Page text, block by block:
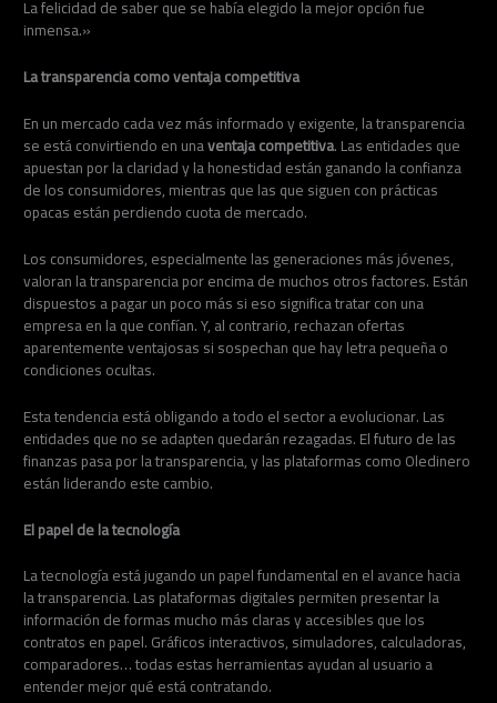
La felicidad de saber que se había elegido la mejor opción fue
inmensa.»
La transparencia como ventaja competitiva
En un mercado cada vez más informado y exigente, la transparencia
se está convirtiendo en unaventaja competitiva. Las entidades que
apuestan por la claridad y la honestidad están ganando la confianza
de los consumidores, mientras que las que siguen con prácticas
opacas están perdiendo cuota de mercado.
Los consumidores, especialmente las generaciones más jóvenes,
valoran la transparencia por encima de muchos otros factores. Están
dispuestos a pagar un poco más si eso significa tratar con una
empresa en la que confían. Y, al contrario, rechazan ofertas
aparentemente ventajosas si sospechan que hay letra pequeña o
condiciones ocultas.
Esta tendencia está obligando a todo el sector a evolucionar. Las
entidades que no se adapten quedarán rezagadas. El futuro de las
finanzas pasa por la transparencia, y las plataformas como Oledinero
están liderando este cambio.
El papel de la tecnología
La tecnología está jugando un papel fundamental en el avance hacia
la transparencia. Las plataformas digitales permiten presentar la
información de formas mucho más claras y accesibles que los
contratos en papel. Gráficos interactivos, simuladores, calculadoras,
comparadores… todas estas herramientas ayudan al usuario a
entender mejor qué está contratando.